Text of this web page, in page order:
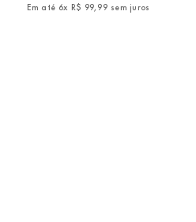
Em até 6x R$ 99, 99 sem juros